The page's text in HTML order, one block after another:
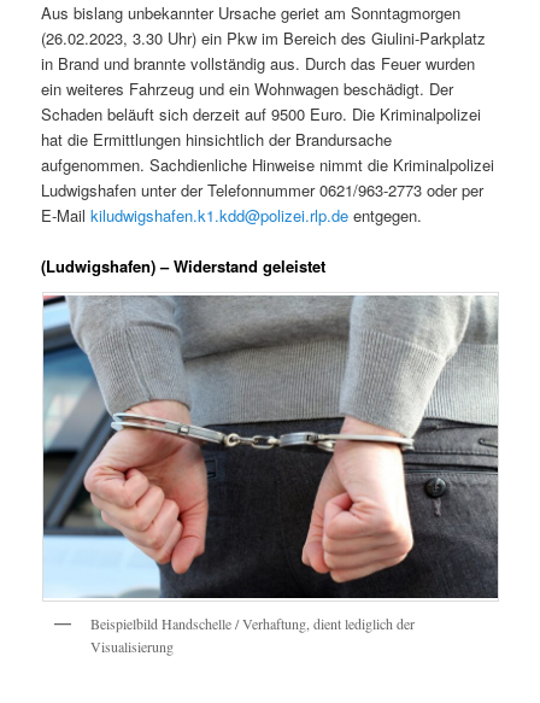
Aus bislang unbekannter Ursache geriet am Sonntagmorgen
(26.02.2023, 3.30 Uhr) ein Pkw im Bereich des Giulini-Parkplatz
in Brand und brannte vollständig aus. Durch das Feuer wurden
ein weiteres Fahrzeug und ein Wohnwagen beschädigt. Der
Schaden beläuft sich derzeit auf 9500 Euro. Die Kriminalpolizei
hat die Ermittlungen hinsichtlich der Brandursache
aufgenommen. Sachdienliche Hinweise nimmt die Kriminalpolizei
Ludwigshafen unter der Telefonnummer 0621/963-2773 oder per
E-Mailkiludwigshafen.k1.kdd@polizei.rlp.de entgegen.
(Ludwigshafen) – Widerstand geleistet
Beispielbild Handschelle / Verhaftung, dient lediglich der
Visualisierung